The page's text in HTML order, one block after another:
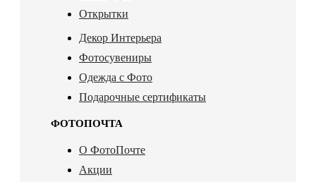
Открытки
Декор Интерьера
Фотосувениры
Одежда с Фото
Подарочные сертификаты
ФОТОПОЧТА
О ФотоПочте
Акции